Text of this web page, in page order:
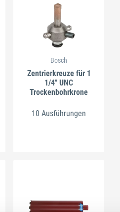
Bosch
Zentrierkreuze für 1
1/4" UNC
Trockenbohrkrone
10 Ausführungen